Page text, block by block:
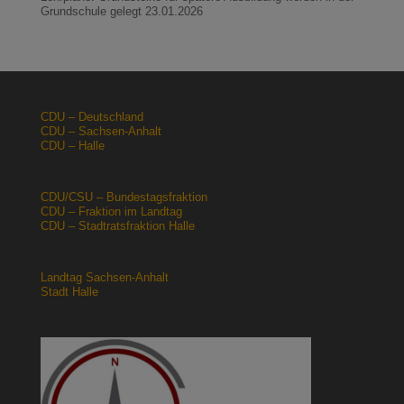
Grundschule gelegt 23.01.2026
CDU – Deutschland
CDU – Sachsen-Anhalt
CDU – Halle
CDU/CSU – Bundestagsfraktion
CDU – Fraktion im Landtag
CDU – Stadtratsfraktion Halle
Landtag Sachsen-Anhalt
Stadt Halle